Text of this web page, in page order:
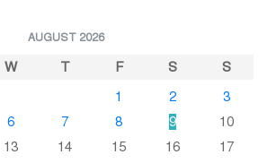
AUGUST 2026
W T F S
S
1
2
3
6 7 8 9
10
13 14 15 16
17